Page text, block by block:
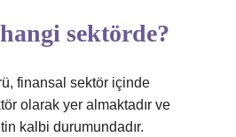
sektörde?
finansal sektör içinde
olarak yer almaktadır ve
kalbi durumundadır.